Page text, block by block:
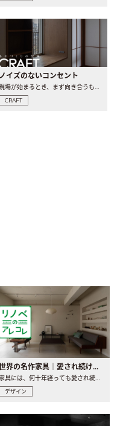
ノイズのないコンセント
CRAFT
世界の名作家具｜愛され続ける理由と一生モノとの出会い方
家具には、何十年経っても愛され続ける「名作」と呼ばれるもの..
デザイン